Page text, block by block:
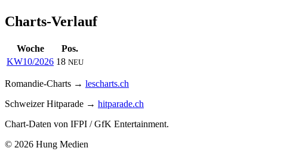
Charts-Verlauf
Woche
Pos.
KW10/2026 18 NEU
Romandie-Charts → lescharts.ch
Schweizer Hitparade → hitparade.ch
Chart-Daten von IFPI / GfK Entertainment.
© 2026 Hung Medien